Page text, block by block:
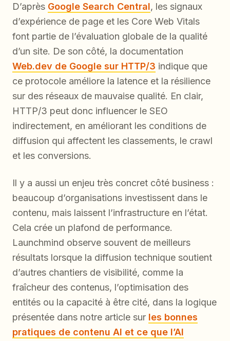
D’après Google Search Central, les signaux
d’expérience de page et les Core Web Vitals
font partie de l’évaluation globale de la qualité
d’un site. De son côté, la documentation
Web.dev de Google sur HTTP/3 indique que
ce protocole améliore la latence et la résilience
sur des réseaux de mauvaise qualité. En clair,
HTTP/3 peut donc influencer le SEO
indirectement, en améliorant les conditions de
diffusion qui affectent les classements, le crawl
et les conversions.
Il y a aussi un enjeu très concret côté business :
beaucoup d’organisations investissent dans le
contenu, mais laissent l’infrastructure en l’état.
Cela crée un plafond de performance.
Launchmind observe souvent de meilleurs
résultats lorsque la diffusion technique soutient
d’autres chantiers de visibilité, comme la
fraîcheur des contenus, l’optimisation des
entités ou la capacité à être cité, dans la logique
présentée dans notre article sur les bonnes
pratiques de contenu AI et ce que l’AI